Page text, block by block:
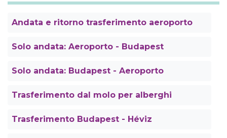
Andata e ritorno trasferimento aeroporto
Solo andata: Aeroporto - Budapest
Solo andata: Budapest - Aeroporto
Trasferimento dal molo per alberghi
Trasferimento Budapest - Héviz